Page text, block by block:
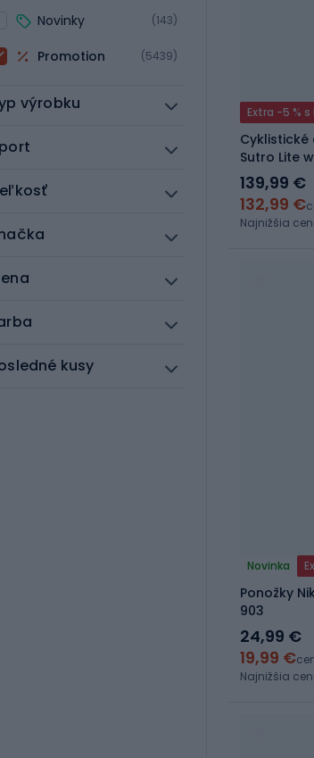
Novinky (143)
Promotion (5439)
výrobku
kusy
Extra -5 % s
Cyklistické
Sutro Lite
139,99 €
132,99 €
Najnižšia
Novinka
Ponožky
903
24,99 €
19,99 €
Najnižšia